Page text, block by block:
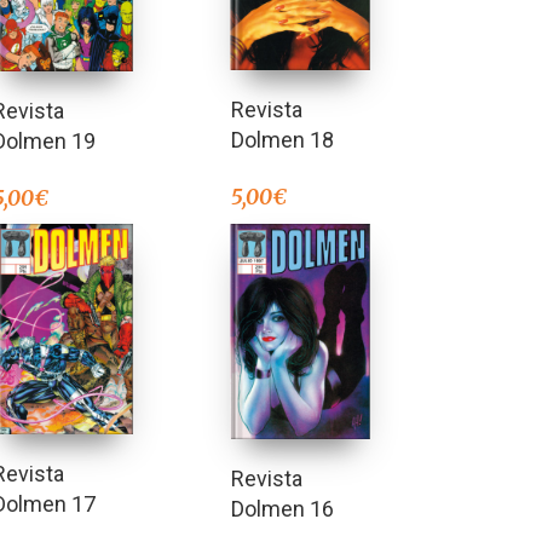
19
€
Revista
Dolmen 18
5,00€
17
Revista
Dolmen 16